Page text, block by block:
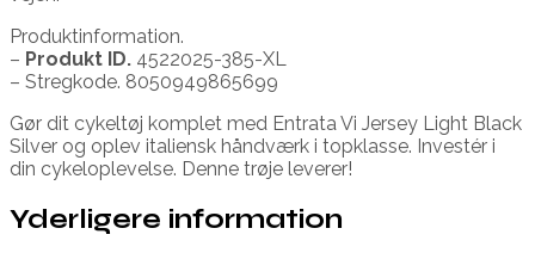
Produktinformation.
– Produkt ID. 4522025-385-XL
– Stregkode. 8050949865699
Gør dit cykeltøj komplet med Entrata Vi Jersey Light Black
Silver og oplev italiensk håndværk i topklasse. Investér i
din cykeloplevelse. Denne trøje leverer!
Yderligere information